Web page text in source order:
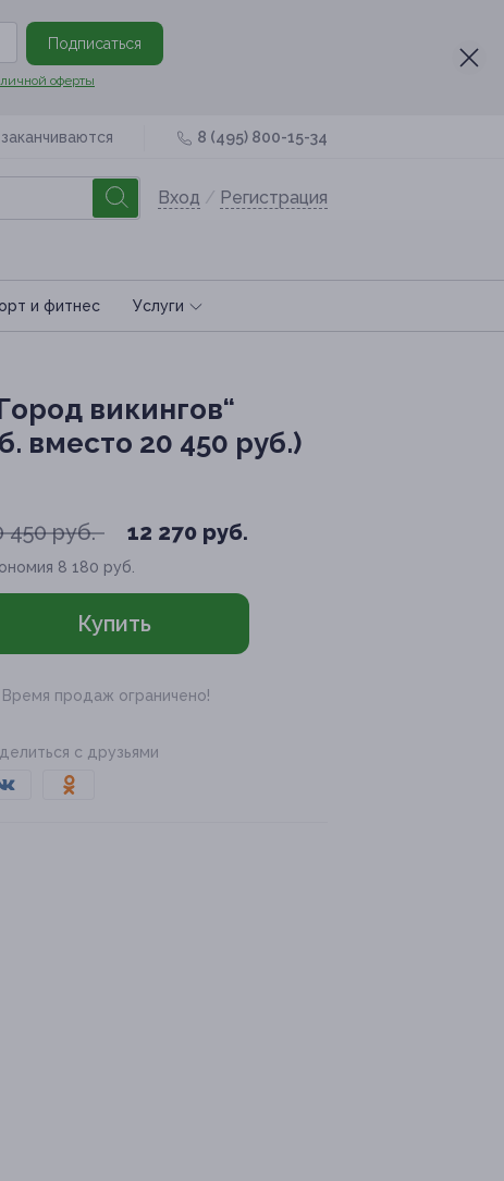
Подписаться
оферты
8 (495) 800-15-34
Вход / Регистрация
и фитнес Услуги
викингов“
вместо 20 450 руб.)
450 руб. 12 270 руб.
8 180 руб.
Купить
Время продаж ограничено!
с друзьями